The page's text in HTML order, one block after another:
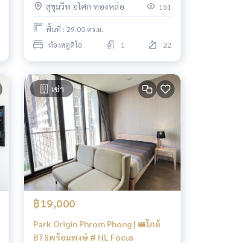
สุขุมวิท อโศก ทองหล่อ 151
พื้นที่ : 29.00 ตร.ม.
ห้องสตูดิโอ
1 22
เช่า
฿19,000
Park Origin Phrom Phong | 🚝ใกล้
BTSพร้อมพงษ์ # HL Focus